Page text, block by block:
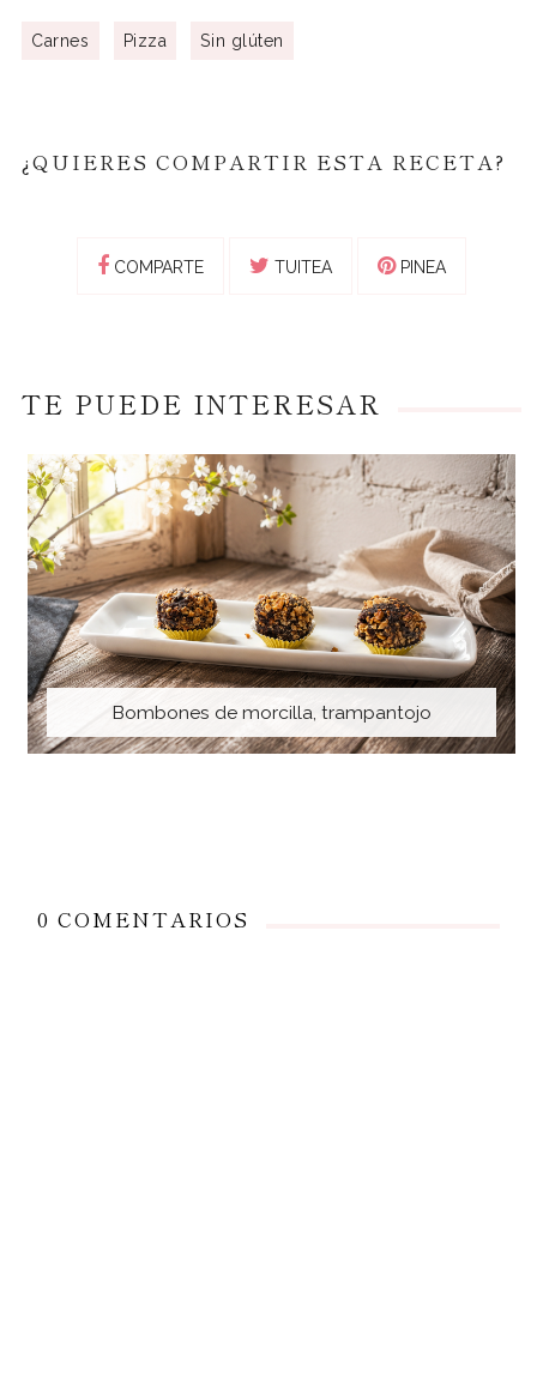
Carnes Pizza Sin glúten
¿QUIERES COMPARTIR ESTA RECETA?
COMPARTE TUITEA PINEA
TE PUEDE INTERESAR
Bombones de morcilla, trampantojo
0 COMENTARIOS